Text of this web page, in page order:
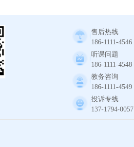
售后热线
186-1111-4546
听课问题
186-1111-4548
教务咨询
186-1111-4549
投诉专线
137-1794-0057